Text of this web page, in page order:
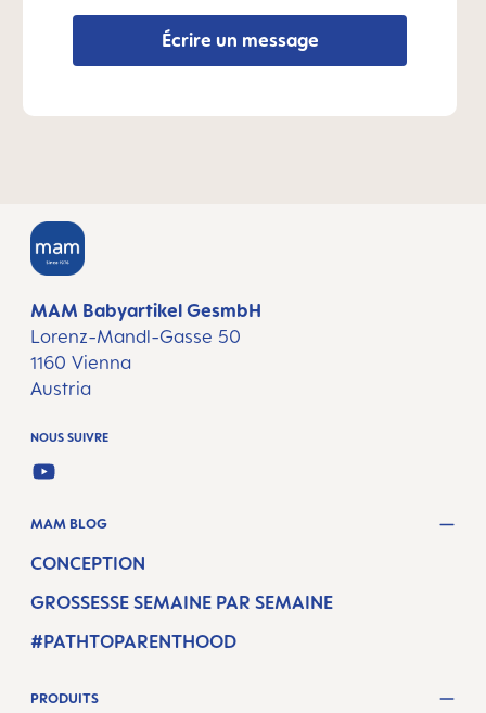
Écrire un message
MAM Babyartikel GesmbH
Lorenz-Mandl-Gasse 50
1160 Vienna
Austria
NOUS SUIVRE
YOUTUBE
MAM BLOG
CONCEPTION
GROSSESSE SEMAINE PAR SEMAINE
#PATHTOPARENTHOOD
PRODUITS